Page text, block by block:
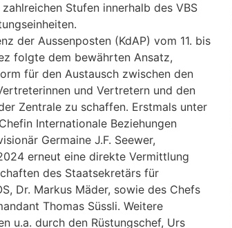
Stufen innerhalb des VBS
der Aussenposten (KdAP) vom 11. bis
folgte dem bewährten Ansatz,
für den Austausch zwischen den
und Vertretern und den
Zentrale zu schaffen. Erstmals unter
Internationale Beziehungen
Germaine J.F. Seewer,
erneut eine direkte Vermittlung
des Staatsekretärs für
Dr. Markus Mäder, sowie des Chefs
Thomas Süssli. Weitere
u.a. durch den Rüstungschef, Urs